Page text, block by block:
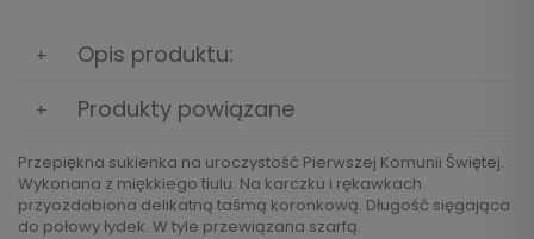
Opis produktu:
Produkty powiązane
Przepiękna sukienka na uroczystość Pierwszej Komunii Świętej.
Wykonana z miękkiego tiulu. Na karczku i rękawkach
przyozdobiona delikatną taśmą koronkową. Długość sięgająca
do połowy łydek. W tyle przewiązana szarfą.